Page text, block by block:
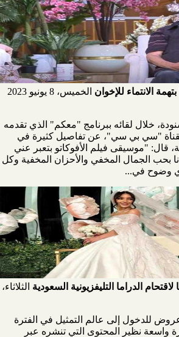
الانتماء للإخوان الخميس، 8 يونيو 2023
خلال لقائه ببرنامج "معكم" الذي تقدمه
بقناة "سي بي سي"، عن تفاصيل كثيرة في
قال: "موسيقى فيلم الأفوكاتو بتعبر عني
بحب الجمال المخفي والأحزان المخفية وكل
وضوح في...
الدراما التليفزيونية السعودية الثلاثاء،
للدخول إلى عالم التمثيل في الفترة
واسعة نظير المحتوى التي تنشره عبر